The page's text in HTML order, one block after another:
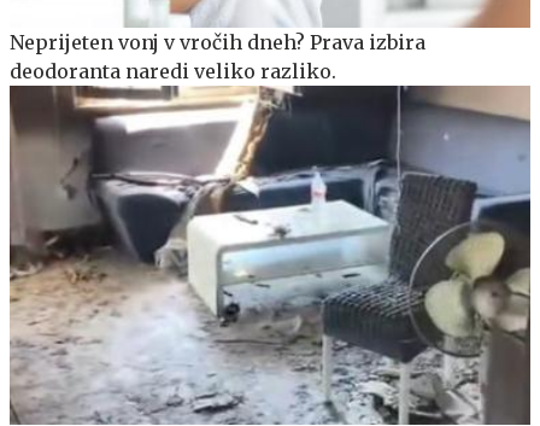
Neprijeten vonj v vročih dneh? Prava izbira
deodoranta naredi veliko razliko.